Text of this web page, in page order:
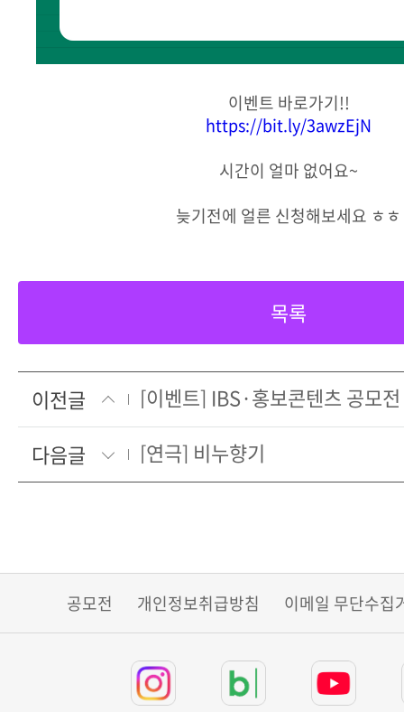
이벤트 바로가기!!
https://bit.ly/3awzEjN
시간이 얼마 없어요~
늦기전에 얼른 신청해보세요 ㅎㅎ
목록
이전글
다음글
[연극] 비누향기
공모전 개인정보취급방침 이메일 무단수집